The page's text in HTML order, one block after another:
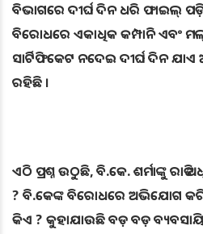
ବିଭାଗରେ ଦୀର୍ଘ ଦିନ ଧରି ଫାଇଲ୍‌ ପଡ଼ି
ବିରୋଧରେ ଏକାଧିକ କମ୍ପାନି ଏବଂ
ସାର୍ଟିଫିକେଟ ନଦେଇ ଦୀର୍ଘ ଦିନ
ରହିଛି ।
ଏଠି ପ୍ରଶ୍ନ ଉଠୁଛି, ବି.କେ. ଶର୍ମାଙ୍କୁ
? ବି.କେଙ୍କ ବିରୋଧରେ ଅଭିଯୋଗ
କିଏ ? କୁହାଯାଉଛି ବଡ଼ ବଡ଼